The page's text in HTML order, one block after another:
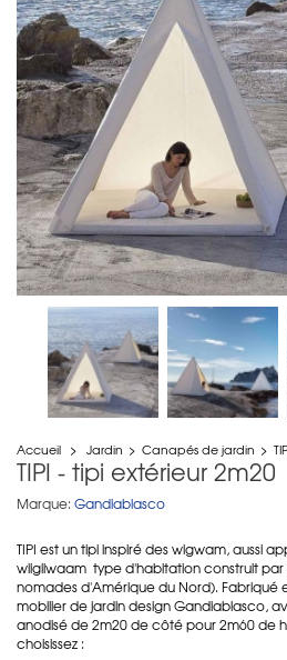
Accueil > Jardin > Canapés de jardin >
TIPI - tipi extérieur 2m20
Marque: Gandiablasco
TIPI est un tipi inspiré des wigwam, aussi
wiigiiwaam type d'habitation construit par
nomades d'Amérique du Nord). Fabriqué
mobilier de jardin design Gandiablasco,
anodisé de 2m20 de côté pour 2m60 de
choisissez :